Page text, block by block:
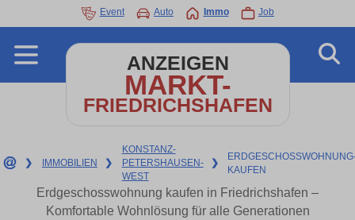
Event Auto Immo Job
ANZEIGEN
MARKT-
FRIEDRICHSHAFEN
❯ IMMOBILIEN ❯
KONSTANZ-
PETERSHAUSEN-
WEST
❯
KAUFEN
Erdgeschosswohnung kaufen in Friedrichshafen –
Komfortable Wohnlösung für alle Generationen